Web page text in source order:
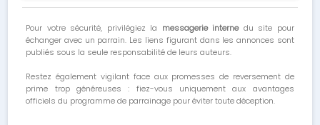
Pour votre sécurité, privilégiez la messagerie internedu site pour
échanger avec un parrain. Les liens figurant dans les annonces sont
publiés sous la seule responsabilité de leurs auteurs.
Restez également vigilant face aux promesses de reversement de
prime trop généreuses : fiez-vous uniquement aux avantages
officiels du programme de parrainage pour éviter toute déception.